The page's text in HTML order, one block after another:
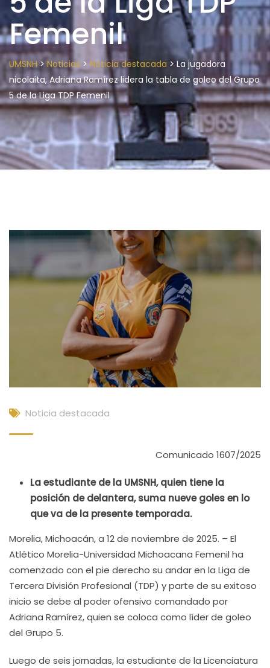
Femenil
UMSNH> Noticias > Noticia destacada > La jugadora
nicolaita, Adriana Ramírez lidera la tabla de goleo del Grupo
5 de la Liga TDP Femenil
Noticia destacada
Comunicado 1607/2025
La estudiante de la UMSNH, quien tiene la
posición de delantera, suma nueve goles en lo
que va de la presente temporada.
Morelia, Michoacán, a 12 de noviembre de 2025. – El
Atlético Morelia-Universidad Michoacana Femenil ha
comenzado con el pie derecho su andar en la Liga de
Tercera División Profesional (TDP) y parte de su exitoso
inicio se debe al poder ofensivo comandado por
Adriana Ramírez, quien se coloca como líder de goleo
del Grupo 5.
Luego de seis jornadas, la estudiante de la Licenciatura